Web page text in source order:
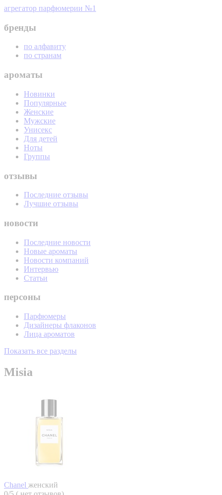
агрегатор парфюмерии №1
бренды
по алфавиту
по странам
ароматы
Новинки
Популярные
Женские
Мужские
Унисекс
Для детей
Ноты
Группы
отзывы
Последние отзывы
Лучшие отзывы
новости
Последние новости
Новые ароматы
Новости компаний
Интервью
Статьи
персоны
Парфюмеры
Дизайнеры флаконов
Лица ароматов
Показать все разделы
Misia
Chanel женский